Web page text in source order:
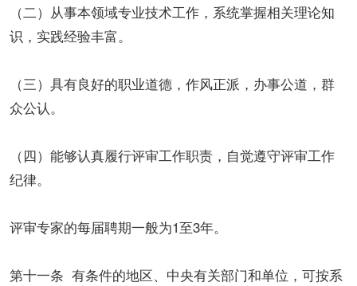
（二）从事本领域专业技术工作，系统掌握相关理论知
识，实践经验丰富。
（三）具有良好的职业道德，作风正派，办事公道，群
众公认。
（四）能够认真履行评审工作职责，自觉遵守评审工作
纪律。
评审专家的每届聘期一般为1至3年。
第十一条 有条件的地区、中央有关部门和单位，可按系